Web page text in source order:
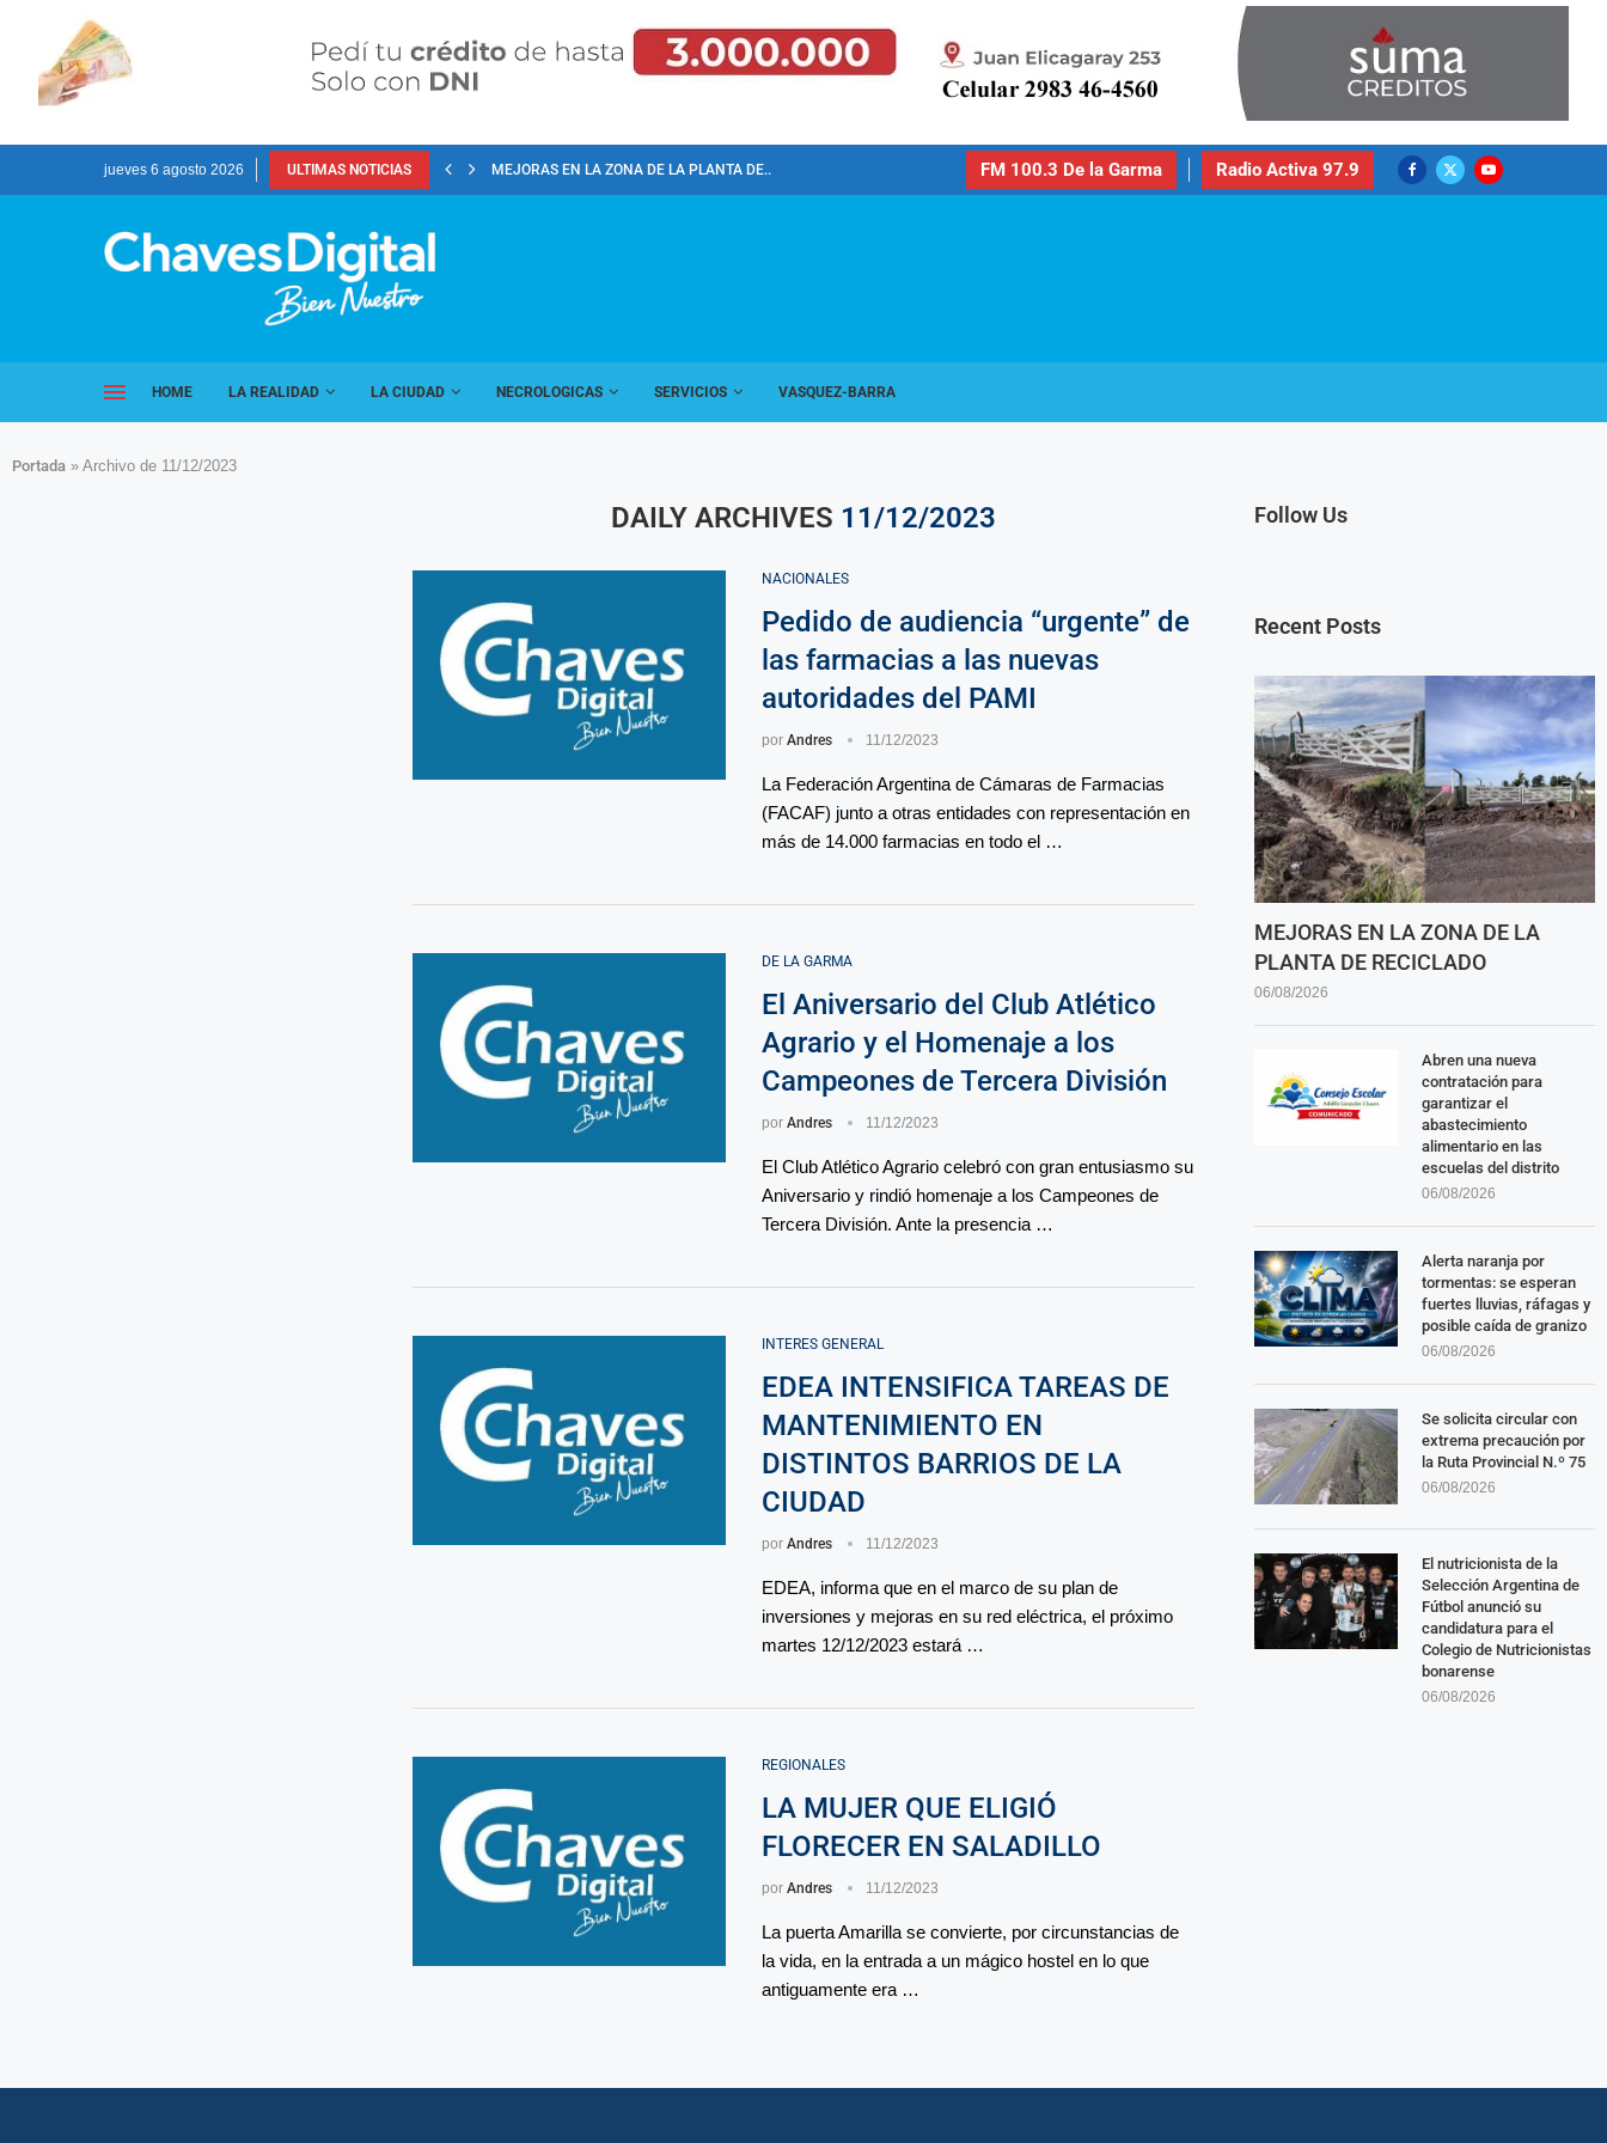
jueves 6 agosto 2026 ULTIMAS NOTICIAS MEJORAS EN LA ZONA DE LA PLANTA DE... FM 100.3 De la Garma Radio Activa 97.9
HOME LA REALIDAD LA CIUDAD NECROLOGICAS SERVICIOS VASQUEZ-BARRA
Portada » Archivo de 11/12/2023
DAILY ARCHIVES 11/12/2023
NACIONALES
Pedido de audiencia “urgente” de
las farmacias a las nuevas
autoridades del PAMI
por Andres 11/12/2023
La Federación Argentina de Cámaras de Farmacias
(FACAF) junto a otras entidades con representación en
más de 14.000 farmacias en todo el …
DE LA GARMA
El Aniversario del Club Atlético
Agrario y el Homenaje a los
Campeones de Tercera División
por Andres 11/12/2023
El Club Atlético Agrario celebró con gran entusiasmo su
Aniversario y rindió homenaje a los Campeones de
Tercera División. Ante la presencia …
INTERES GENERAL
EDEA INTENSIFICA TAREAS DE
MANTENIMIENTO EN
DISTINTOS BARRIOS DE LA
CIUDAD
por Andres 11/12/2023
EDEA, informa que en el marco de su plan de
inversiones y mejoras en su red eléctrica, el próximo
martes 12/12/2023 estará …
REGIONALES
LA MUJER QUE ELIGIÓ
FLORECER EN SALADILLO
por Andres 11/12/2023
La puerta Amarilla se convierte, por circunstancias de
la vida, en la entrada a un mágico hostel en lo que
antiguamente era …
Follow Us
Recent Posts
MEJORAS EN LA ZONA DE LA
PLANTA DE RECICLADO
06/08/2026
Abren una nueva
contratación para
garantizar el
abastecimiento
alimentario en las
escuelas del distrito
06/08/2026
Alerta naranja por
tormentas: se esperan
fuertes lluvias, ráfagas y
posible caída de granizo
06/08/2026
Se solicita circular con
extrema precaución por
la Ruta Provincial N.º 75
06/08/2026
El nutricionista de la
Selección Argentina de
Fútbol anunció su
candidatura para el
Colegio de Nutricionistas
bonarense
06/08/2026